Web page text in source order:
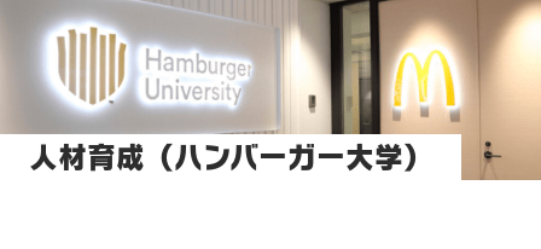
人材育成（ハンバーガー大学）